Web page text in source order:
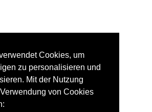
Cookies, um
zu personalisieren und
Mit der Nutzung
von Cookies